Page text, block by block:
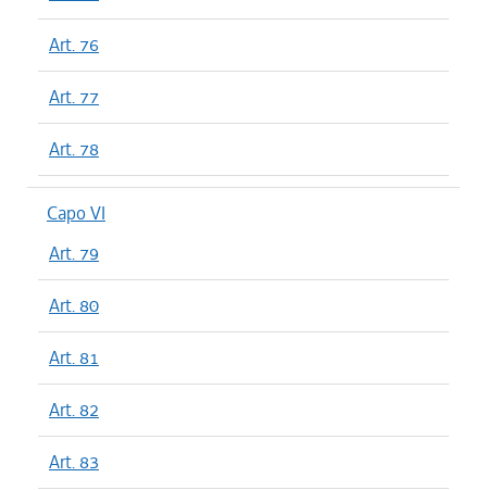
Art. 76
Art. 77
Art. 78
Capo VI
Art. 79
Art. 80
Art. 81
Art. 82
Art. 83